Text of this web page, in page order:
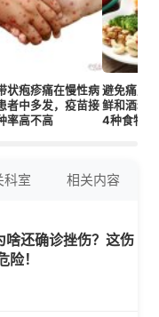
状疱疹痛在慢性病
者中多发，疫苗接
率高不高
避免痛风
鲜和酒精
4种食物
科室 相关内容
啥还确诊挫伤？这伤
！